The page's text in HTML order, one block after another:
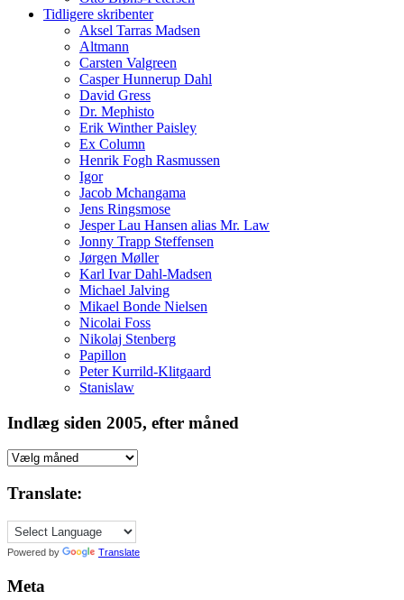
Tidligere skribenter
Aksel Tarras Madsen
Altmann
Carsten Valgreen
Casper Hunnerup Dahl
David Gress
Dr. Mephisto
Erik Winther Paisley
Ex Column
Henrik Fogh Rasmussen
Igor
Jacob Mchangama
Jens Ringsmose
Jesper Lau Hansen alias Mr. Law
Jonny Trapp Steffensen
Jørgen Møller
Karl Ivar Dahl-Madsen
Michael Jalving
Mikael Bonde Nielsen
Nicolai Foss
Nikolaj Stenberg
Papillon
Peter Kurrild-Klitgaard
Stanislaw
Indlæg siden 2005, efter måned
Indlæg
2005,
måned
Translate:
Powered by Translate
Meta